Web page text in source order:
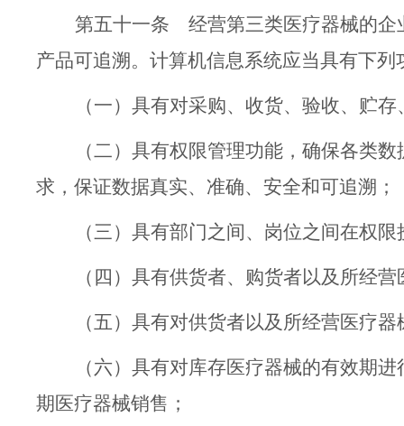
第五十一条 经营第三类医疗器械的
产品可追溯。计算机信息系统应当具有下列
（一） 具有对采购、收货、验收、贮
（二） 具有权限管理功能，确保各类
求，保证数据真实、准确、安全和可追溯；
（三）具有部门之间、岗位之间在权
（ 四 ）具有供货者、购货者以及所经
（五）具有对供货者以及所经营医疗
（六）具有对库存医疗器械的有效期
期医疗器械销售；